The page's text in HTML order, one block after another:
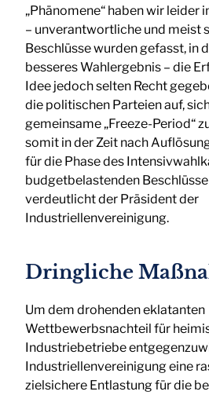
„Phänomene“ haben wir leider
– unverantwortliche und meist
Beschlüsse wurden gefasst, in
besseres Wahlergebnis – die
Idee jedoch selten Recht
die politischen Parteien auf,
gemeinsame „Freeze-Period“
somit in der Zeit nach
für die Phase des
budgetbelastenden Beschlüsse
verdeutlicht der Präsident der
Industriellenvereinigung.
Dringliche
Um dem drohenden eklatanten
Wettbewerbsnachteil für
Industriebetriebe
Industriellenvereinigung eine
zielsichere Entlastung für die